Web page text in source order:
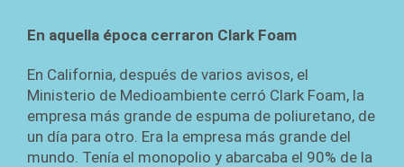
En aquella época cerraron Clark Foam
En California, después de varios avisos, el
Ministerio de Medioambiente cerró Clark Foam, la
empresa más grande de espuma de poliuretano, de
un día para otro. Era la empresa más grande del
mundo. Tenía el monopolio y abarcaba el 90% de la